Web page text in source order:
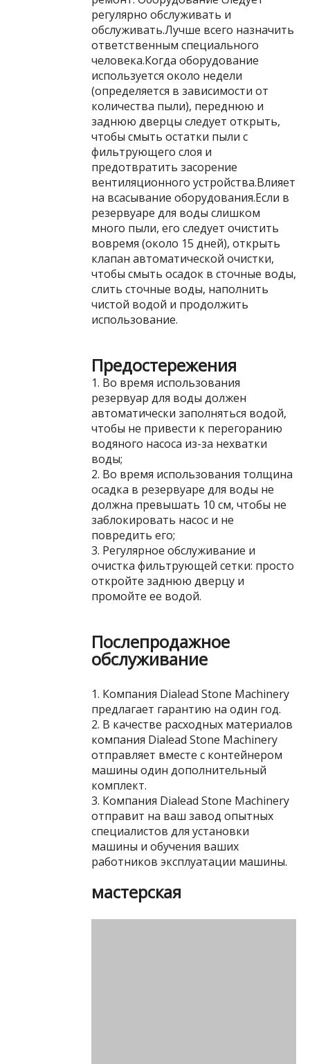
регулярно обслуживать и
обслуживать.Лучше всего назначить
ответственным специального
человека.Когда оборудование
используется около недели
(определяется в зависимости от
количества пыли), переднюю и
заднюю дверцы следует открыть,
чтобы смыть остатки пыли с
фильтрующего слоя и
предотвратить засорение
вентиляционного устройства.Влияет
на всасывание оборудования.Если в
резервуаре для воды слишком
много пыли, его следует очистить
вовремя (около 15 дней), открыть
клапан автоматической очистки,
чтобы смыть осадок в сточные воды,
слить сточные воды, наполнить
чистой водой и продолжить
использование.
Предостережения
1. Во время использования
резервуар для воды должен
автоматически заполняться водой,
чтобы не привести к перегоранию
водяного насоса из-за нехватки
воды;
2. Во время использования толщина
осадка в резервуаре для воды не
должна превышать 10 см, чтобы не
заблокировать насос и не
повредить его;
3. Регулярное обслуживание и
очистка фильтрующей сетки: просто
откройте заднюю дверцу и
промойте ее водой.
Послепродажное
обслуживание
1. Компания Dialead Stone Machinery
предлагает гарантию на один год.
2. В качестве расходных материалов
компания Dialead Stone Machinery
отправляет вместе с контейнером
машины один дополнительный
комплект.
3. Компания Dialead Stone Machinery
отправит на ваш завод опытных
специалистов для установки
машины и обучения ваших
работников эксплуатации машины.
мастерская